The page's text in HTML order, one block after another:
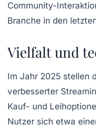
Community-
Branche in den
Vielfalt und
Im Jahr 2025 stellen
verbesserter
Kauf- und
Nutzer sich etwa